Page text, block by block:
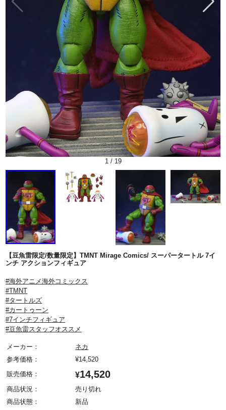
1 / 19
【豆魚雷限定/数量限定】TMNT Mirage Comics/ スーパータートル 7イ
ンチ アクションフィギュア
#海外アニメ海外コミックス
#TMNT
#タートルズ
#カートゥーン
#7インチフィギュア
#豆魚雷スタッフオススメ
メーカー：
ネカ
参考価格：
¥14,520
販売価格：
¥14,520
商品状況：
売り切れ
商品状態：
新品